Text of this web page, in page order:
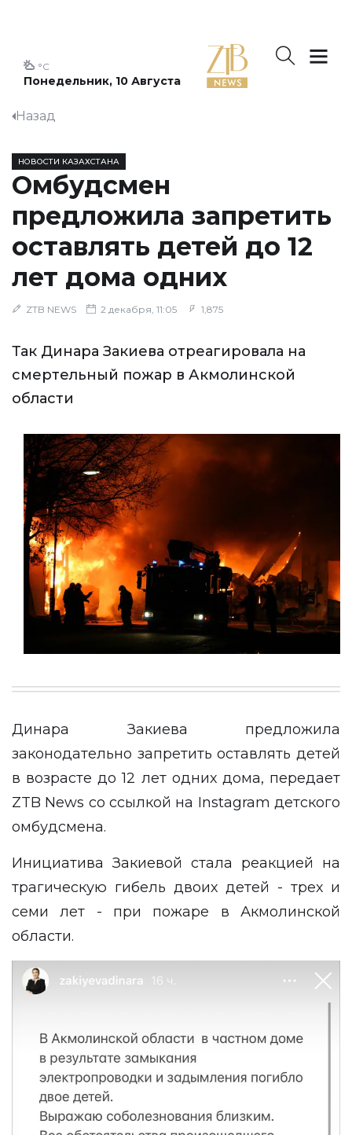
Понедельник, 10 Августа
°C
Назад
НОВОСТИ КАЗАХСТАНА
Омбудсмен
предложила запретить
оставлять детей до 12
лет дома одних
ZTB NEWS 2 декабря, 11:05 1,875
Так Динара Закиева отреагировала на
смертельный пожар в Акмолинской
области
Динара Закиева предложила
законодательно запретить оставлять детей
в возрасте до 12 лет одних дома, передает
ZTB News со ссылкой на Instagram детского
омбудсмена.
Инициатива Закиевой стала реакцией на
трагическую гибель двоих детей - трех и
семи лет - при пожаре в Акмолинской
области.